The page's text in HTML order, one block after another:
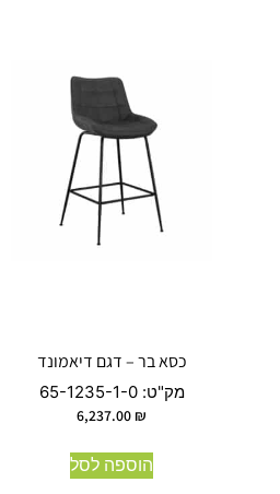
כסא בר – דגם דיאמונד
מק"ט:65-1235-1-0
6,237.00₪
הוספה לסל